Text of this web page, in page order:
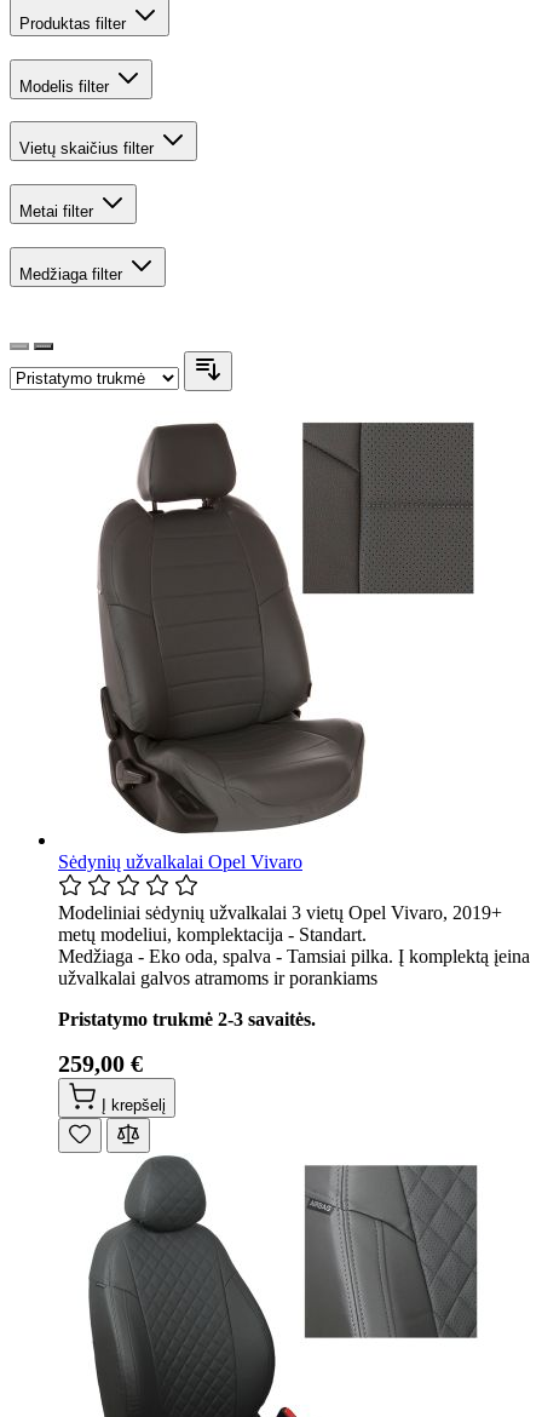
Produktas filter
Modelis filter
Vietų skaičius filter
Metai filter
Medžiaga filter
Sėdynių užvalkalai Opel Vivaro
Modeliniai sėdynių užvalkalai 3 vietų Opel Vivaro, 2019+
metų modeliui, komplektacija - Standart.
Medžiaga - Eko oda, spalva - Tamsiai pilka. Į komplektą įeina
užvalkalai galvos atramoms ir porankiams
Pristatymo trukmė 2-3 savaitės.
259,00 €
Į krepšelį